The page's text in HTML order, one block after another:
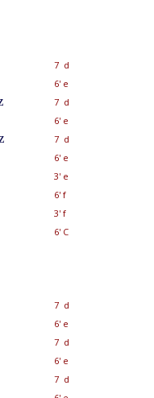
7 d
6' e
7 d
6' e
7 d
6' e
3' e
6' f
3' f
6' C
7 d
6' e
7 d
6' e
7 d